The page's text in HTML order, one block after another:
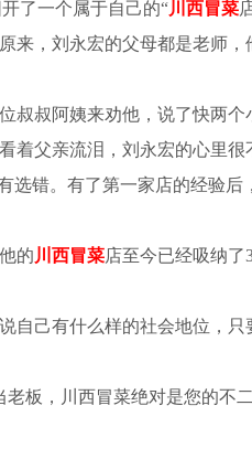
了一个属于自己的“川西冒菜
，刘永宏的父母都是老师，
叔阿姨来劝他，说了快两个
父亲流泪，刘永宏的心里很
选错。有了第一家店的经验后
的 川西冒菜店至今已经吸纳了
己有什么样的社会地位，只
板，川西冒菜绝对是您的不